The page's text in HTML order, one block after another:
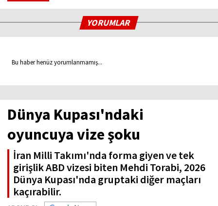
YORUMLAR
Bu haber henüz yorumlanmamış...
Dünya Kupası'ndaki
oyuncuya vize şoku
İran Milli Takımı'nda forma giyen ve tek
girişlik ABD vizesi biten Mehdi Torabi, 2026
Dünya Kupası'nda gruptaki diğer maçları
kaçırabilir.